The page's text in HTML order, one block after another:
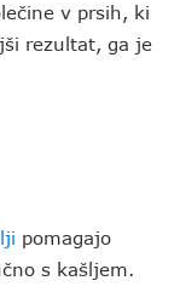
v prsih, ki
rezultat, ga je
pomagajo
s kašljem.